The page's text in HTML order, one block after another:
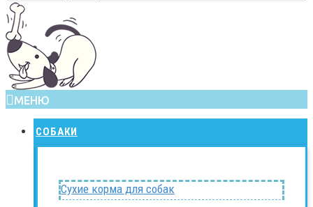
МЕНЮ
СОБАКИ
Сухие корма для собак